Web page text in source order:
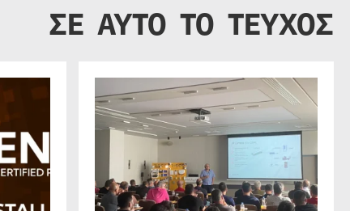
ΣΕ ΑΥΤΟ ΤΟ ΤΕΥΧΟΣ